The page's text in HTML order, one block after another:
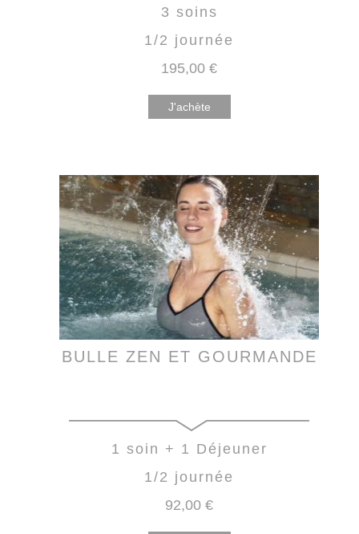
3 soins
1/2 journée
195,00 €
J'achète
BULLE ZEN ET GOURMANDE
1 soin + 1 Déjeuner
1/2 journée
92,00 €